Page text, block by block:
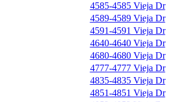
4585-4585 Vieja Dr
4589-4589 Vieja Dr
4591-4591 Vieja Dr
4640-4640 Vieja Dr
4680-4680 Vieja Dr
4777-4777 Vieja Dr
4835-4835 Vieja Dr
4851-4851 Vieja Dr